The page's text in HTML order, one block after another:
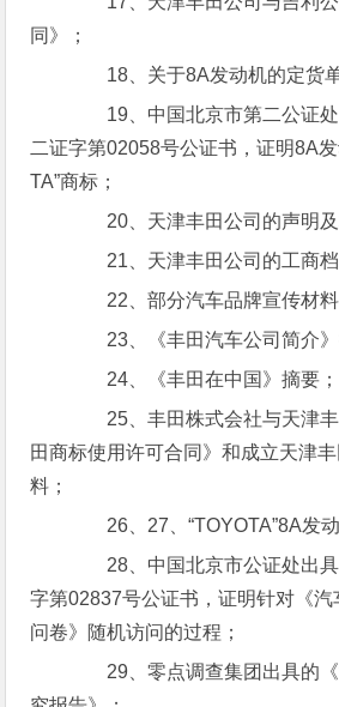
同》；
18、关于8A发动机的定货单
19、中国北京市第二公证处
二证字第02058号公证书，证明8A
TA”商标；
20、天津丰田公司的声明及
21、天津丰田公司的工商档
22、部分汽车品牌宣传材料
23、《丰田汽车公司简介》
24、《丰田在中国》摘要；
25、丰田株式会社与天津丰
田商标使用许可合同》和成立天津
料；
26、27、“TOYOTA”8A发动
28、中国北京市公证处出具
字第02837号公证书，证明针对《汽
问卷》随机访问的过程；
29、零点调查集团出具的《